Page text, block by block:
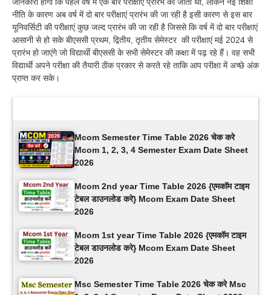
नीति के कारण अब वर्ष में दो बार परीक्षाएं प्रारंभ की जा रही है इसी कारण से इस बार
यूनिवर्सिटी की परीक्षाएं कुछ जल्द प्रारंभ की जा रही है जिससे कि वर्ष में दो बार परीक्षाएं
आसानी से हो सके बीएससी प्रथम, द्वितीय, तृतीय सेमेस्टर की परीक्षाएं मई 2024 से
प्रारंभ हो जाएंगे जो विद्यार्थी बीएससी के सभी सेमेस्टर की कक्षा में पढ़ रहे हैं। वह सभी
विद्यार्थी अपने परीक्षा की तैयारी ठीक प्रकार से करते रहे ताकि आप परीक्षा में अच्छे अंक
प्राप्त कर सके।
Mcom Semester Time Table 2026 चेक करे
Mcom 1, 2, 3, 4 Semester Exam Date Sheet
2026
Mcom 2nd year Time Table 2026 {एमकॉम टाइम
टेबल डाउनलोड करे} Mcom Exam Date Sheet
2026
Mcom 1st year Time Table 2026 {एमकॉम टाइम
टेबल डाउनलोड करे} Mcom Exam Date Sheet
2026
Msc Semester Time Table 2026 चेक करे Msc